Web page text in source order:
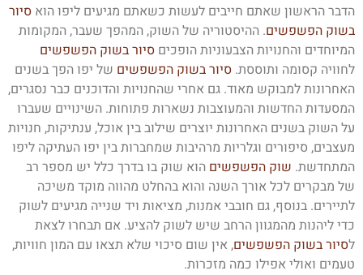
הדבר הראשון שאתם חייבים לעשות כשאתם מגיעים ליפו הוא סיור
בשוק הפשפשים. ההיסטוריה של השוק, המהפך שעבר, המקומות
המיוחדים והחנויות הצבעוניות הופכים סיור בשוק הפשפשים
לחוויה קסומה ותוססת. סיור בשוק הפשפשים של יפו הפך בשנים
האחרונות למבוקש מאוד. גם אחרי שהחנויות והדוכנים כבר נסגרים,
המסעדות החדשות והמעוצבות נשארות פתוחות. השינויים שעברו
על השוק בשנים האחרונות יוצרים שילוב בין אוכל, ענתיקות, חנויות
מעצבים, סיפורים וגלריות מרהיבות שמחברות בין יפו העתיקה ליפו
המתחדשת. שוק הפשפשים הוא שוק בו בדרך כלל יש מספר רב
של מבקרים לכל אורך השנה והוא בהחלט מהווה מוקד משיכה
לתיירים. בנוסף, גם חובבי אמנות, מציאות ויד שנייה מגיעים לשוק
כדי ליהנות מהמגוון הרחב שיש לשוק להציע. אם תבחרו לצאת
לסיור בשוק הפשפשים, אין שום סיכוי שלא תצאו עם המון חוויות,
טעמים ואולי אפילו כמה מזכרות.